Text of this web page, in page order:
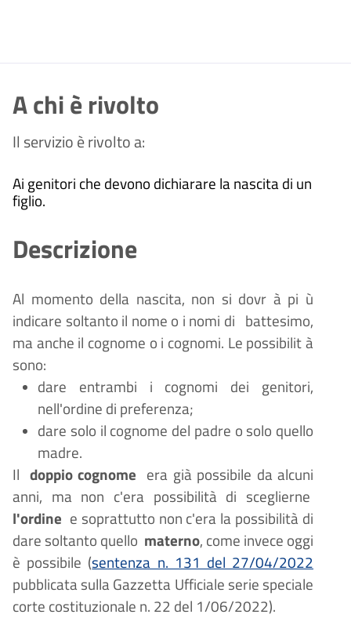
A chi è rivolto
Il servizio è rivolto a:
Ai genitori che devono dichiarare la nascita di un
figlio.
Descrizione
Al momento della nascita, non si dovr à pi ù
indicare soltanto il nome o i nomi di battesimo,
ma anche il cognome o i cognomi. Le possibilità
sono:
dare entrambi i cognomi dei genitori,
nell'ordine di preferenza;
dare solo il cognome del padre o solo quello
madre.
Il doppio cognome era già possibile da alcuni
anni, ma non c'era possibilità di sceglierne
l'ordine e soprattutto non c'era la possibilità di
dare soltanto quello materno, come invece oggi
è possibile (sentenza n. 131 del 27/04/2022
pubblicata sulla Gazzetta Ufficiale serie speciale
corte costituzionale n. 22 del 1/06/2022).